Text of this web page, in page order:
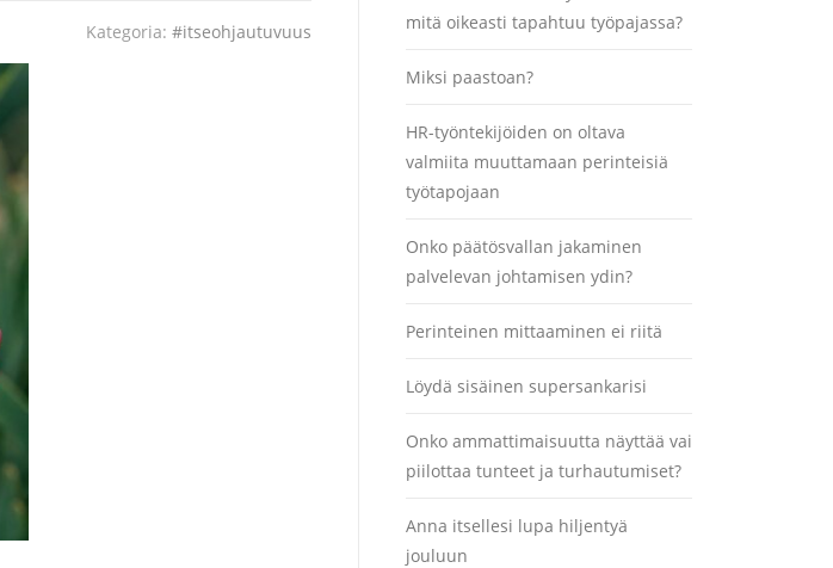
Kategoria: #itseohjautuvuus
mitä oikeasti tapahtuu työpajassa?
Miksi paastoan?
HR-työntekijöiden on oltava
valmiita muuttamaan perinteisiä
työtapojaan
Onko päätösvallan jakaminen
palvelevan johtamisen ydin?
Perinteinen mittaaminen ei riitä
Löydä sisäinen supersankarisi
Onko ammattimaisuutta näyttää vai
piilottaa tunteet ja turhautumiset?
Anna itsellesi lupa hiljentyä
jouluun